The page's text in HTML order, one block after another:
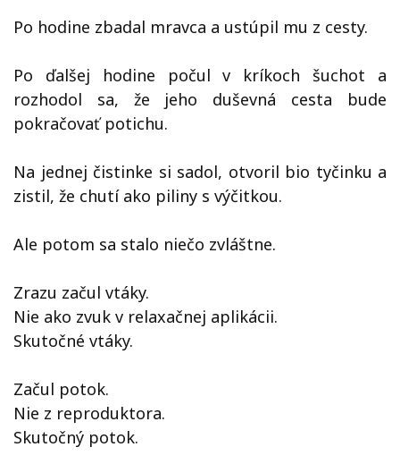
Po hodine zbadal mravca a ustúpil mu z cesty.
Po ďalšej hodine počul v kríkoch šuchot a
rozhodol sa, že jeho duševná cesta bude
pokračovať potichu.
Na jednej čistinke si sadol, otvoril bio tyčinku a
zistil, že chutí ako piliny s výčitkou.
Ale potom sa stalo niečo zvláštne.
Zrazu začul vtáky.
Nie ako zvuk v relaxačnej aplikácii.
Skutočné vtáky.
Začul potok.
Nie z reproduktora.
Skutočný potok.